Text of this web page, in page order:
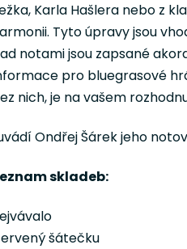
Karla Hašlera nebo z
Tyto úpravy jsou
notami jsou zapsané
pro bluegrasové
nich, je na vašem
Ondřej Šárek jeho
skladeb:
šátečku